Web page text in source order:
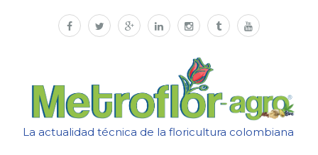
La actualidad técnica de la floricultura colombiana